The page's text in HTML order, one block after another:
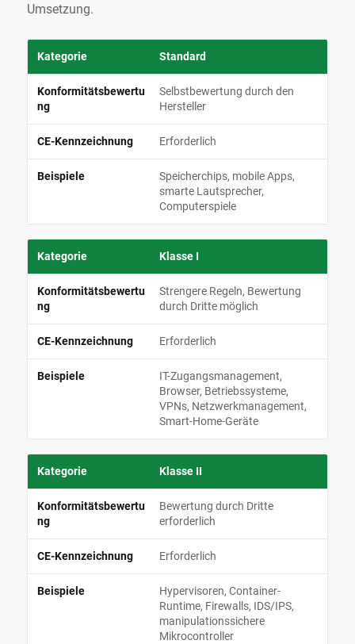
Umsetzung.
Standard
Selbstbewertung durch den
Hersteller
Erforderlich
Speicherchips, mobile Apps,
smarte Lautsprecher,
Computerspiele
Klasse I
Strengere Regeln, Bewertung
durch Dritte möglich
Erforderlich
IT-Zugangsmanagement,
Browser, Betriebssysteme,
VPNs, Netzwerkmanagement,
Smart-Home-Geräte
Klasse II
Bewertung durch Dritte
erforderlich
Erforderlich
Hypervisoren, Container-
Runtime, Firewalls, IDS/IPS,
manipulationssichere
Mikrocontroller